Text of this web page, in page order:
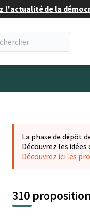
l'actualité de la
La phase de dépôt
Découvrez les
Découvrez ici les
310